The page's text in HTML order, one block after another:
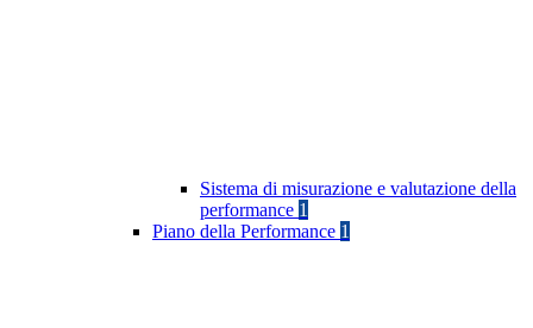
Sistema di misurazione e valutazione della
performance 1
Piano della Performance 1